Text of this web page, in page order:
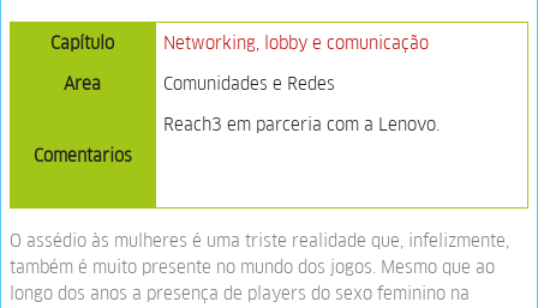
Capítulo
Networking, lobby e comunicação
Area
Comunidades e Redes
Comentarios
Reach3 em parceria com a Lenovo.
O assédio às mulheres é uma triste realidade que, infelizmente,
também é muito presente no mundo dos jogos. Mesmo que ao
longo dos anos a presença de players do sexo feminino na